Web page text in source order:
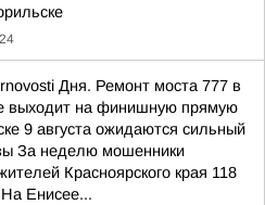
Дня. Ремонт моста 777 в
выходит на финишную прямую
9 августа ожидаются сильный
За неделю мошенники
Красноярского края 118
Енисее...